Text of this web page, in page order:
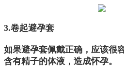
3.卷起避孕套
如果避孕套佩戴正确，应该很
含有精子的体液，造成怀孕。